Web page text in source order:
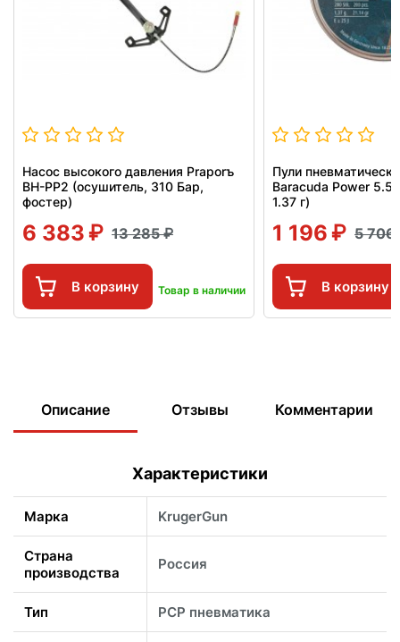
Насос высокого давления Praporъ
BH-PP2 (осушитель, 310 Бар,
фостер)
6 383 13 285
В корзину Товар в наличии
Пули
Baracuda Power
1.37 г)
1 196 5 706
В корзину
Описание Отзывы Комментарии
Характеристики
Марка KrugerGun
Страна
производства
Россия
Тип PCP пневматика